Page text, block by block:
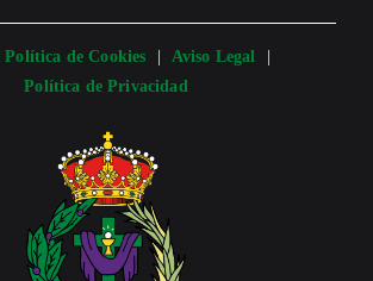
Política de Cookies Aviso Legal
Política de Privacidad